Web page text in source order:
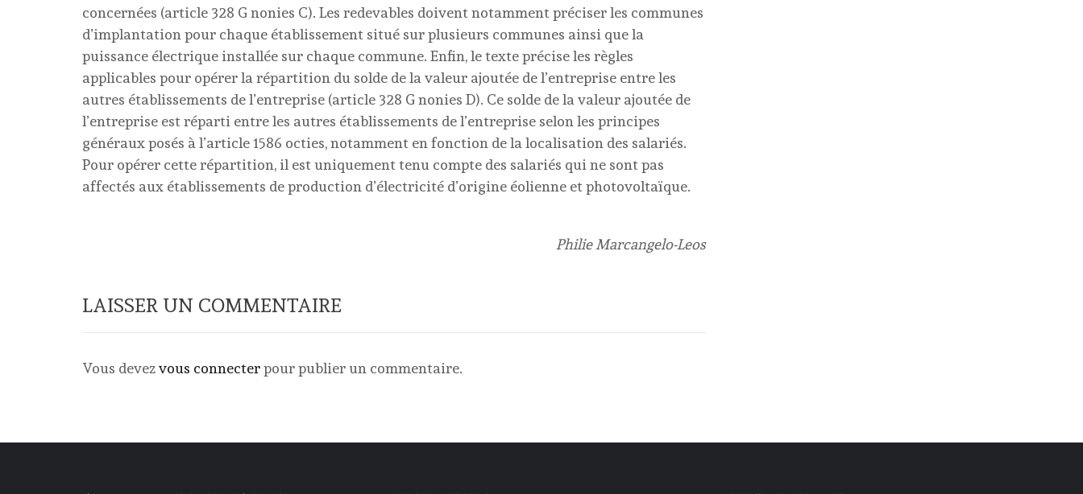
concernées (article 328 G nonies C). Les redevables doivent notamment préciser les communes
d’implantation pour chaque établissement situé sur plusieurs communes ainsi que la
puissance électrique installée sur chaque commune. Enfin, le texte précise les règles
applicables pour opérer la répartition du solde de la valeur ajoutée de l’entreprise entre les
autres établissements de l’entreprise (article 328 G nonies D). Ce solde de la valeur ajoutée de
l’entreprise est réparti entre les autres établissements de l’entreprise selon les principes
généraux posés à l’article 1586 octies, notamment en fonction de la localisation des salariés.
Pour opérer cette répartition, il est uniquement tenu compte des salariés qui ne sont pas
affectés aux établissements de production d’électricité d’origine éolienne et photovoltaïque.
Philie Marcangelo-Leos
LAISSER UN COMMENTAIRE
Vous devezvous connecterpour publier un commentaire.